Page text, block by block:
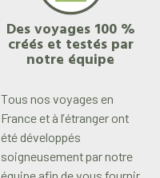
Des voyages 100 %
créés et testés par
notre équipe
Tous nos voyages en
France et à l’étranger ont
été développés
soigneusement par notre